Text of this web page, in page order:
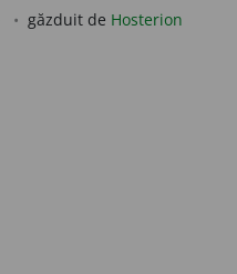
găzduit de Hosterion